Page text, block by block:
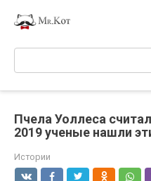
Поиск:
Пчела Уоллеса
2019 ученые нашли
Истории